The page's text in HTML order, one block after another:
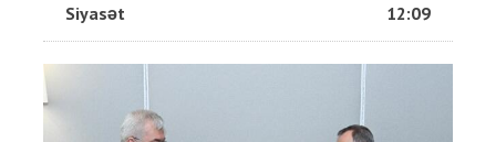
Siyasət 12:09